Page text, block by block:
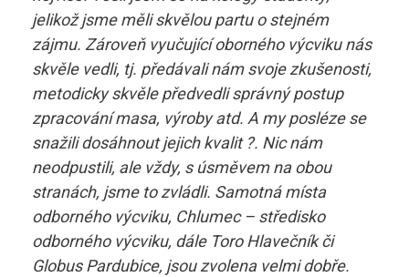
jelikož jsme měli skvělou partu o stejném
zájmu. Zároveň vyučující oborného výcviku nás
skvěle vedli, tj. předávali nám svoje zkušenosti,
metodicky skvěle předvedli správný postup
zpracování masa, výroby atd. A my posléze se
snažili dosáhnout jejich kvalit ?. Nic nám
neodpustili, ale vždy, s úsměvem na obou
stranách, jsme to zvládli. Samotná místa
odborného výcviku, Chlumec – středisko
odborného výcviku, dále Toro Hlavečník či
Globus Pardubice, jsou zvolena velmi dobře.